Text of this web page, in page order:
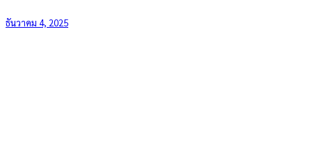
ธันวาคม 4, 2025